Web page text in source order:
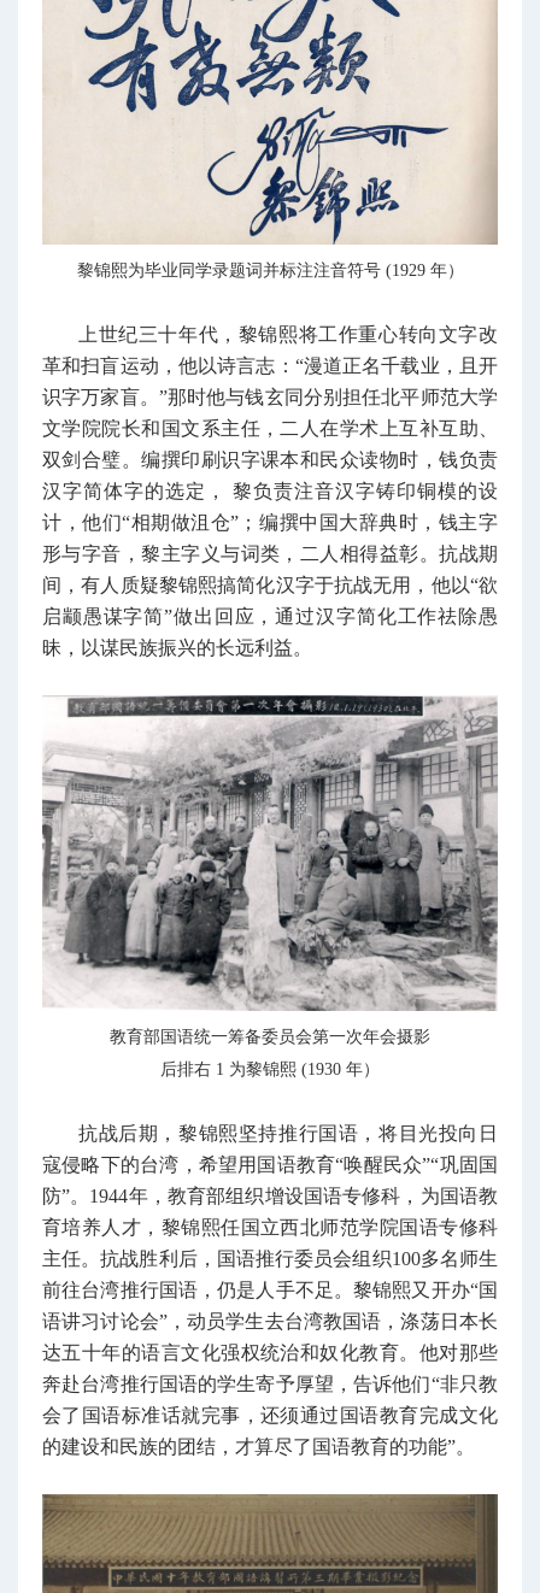
黎锦熙为毕业同学录题词并标注注音符号 (1929 年）
上世纪三十年代，黎锦熙将工作重心转向文字改
革和扫盲运动，他以诗言志：“漫道正名千载业，且开
识字万家盲。”那时他与钱玄同分别担任北平师范大学
文学院院长和国文系主任，二人在学术上互补互助、
双剑合璧。编撰印刷识字课本和民众读物时，钱负责
汉字简体字的选定， 黎负责注音汉字铸印铜模的设
计，他们“相期做沮仓”；编撰中国大辞典时，钱主字
形与字音，黎主字义与词类，二人相得益彰。抗战期
间，有人质疑黎锦熙搞简化汉字于抗战无用，他以“欲
启颛愚谋字简”做出回应，通过汉字简化工作祛除愚
昧，以谋民族振兴的长远利益。
教育部国语统一筹备委员会第一次年会摄影
后排右 1 为黎锦熙 (1930 年）
抗战后期，黎锦熙坚持推行国语，将目光投向日
寇侵略下的台湾，希望用国语教育“唤醒民众”“巩固国
防”。1944年，教育部组织增设国语专修科，为国语教
育培养人才，黎锦熙任国立西北师范学院国语专修科
主任。抗战胜利后，国语推行委员会组织100多名师生
前往台湾推行国语，仍是人手不足。黎锦熙又开办“国
语讲习讨论会”，动员学生去台湾教国语，涤荡日本长
达五十年的语言文化强权统治和奴化教育。他对那些
奔赴台湾推行国语的学生寄予厚望，告诉他们“非只教
会了国语标准话就完事，还须通过国语教育完成文化
的建设和民族的团结，才算尽了国语教育的功能”。